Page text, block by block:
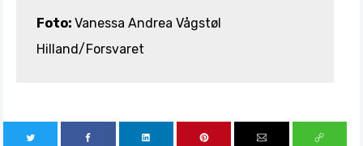
Foto: Vanessa Andrea Vågstøl
Hilland/Forsvaret